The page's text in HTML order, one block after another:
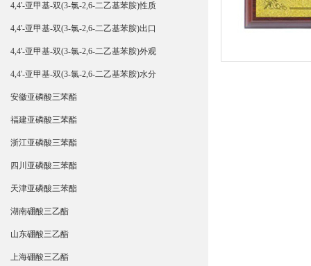
4,4'-亚甲基-双(3-氯-2,6-二乙基苯胺)性质
4,4'-亚甲基-双(3-氯-2,6-二乙基苯胺)出口
4,4'-亚甲基-双(3-氯-2,6-二乙基苯胺)外观
4,4'-亚甲基-双(3-氯-2,6-二乙基苯胺)水分
安徽亚磷酸三苯酯
福建亚磷酸三苯酯
浙江亚磷酸三苯酯
四川亚磷酸三苯酯
天津亚磷酸三苯酯
湖南硼酸三乙酯
山东硼酸三乙酯
上海硼酸三乙酯